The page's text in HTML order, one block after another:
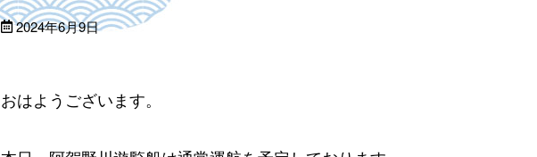
2024年6月9日
おはようございます。